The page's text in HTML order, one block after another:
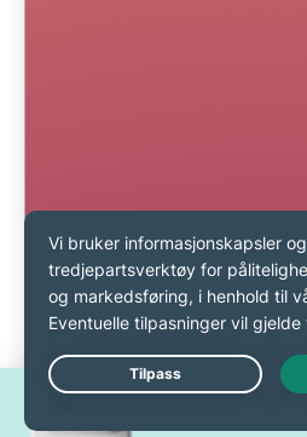
Vinn en av 30 splitter nye